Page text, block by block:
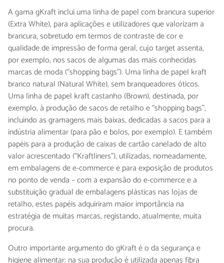
A gama gKraft inclui uma linha de papel com brancura superior
(Extra White), para aplicações e utilizadores que valorizam a
brancura, sobretudo em termos de contraste de cor e
qualidade de impressão de forma geral, cujo target assenta,
por exemplo, nos sacos de algumas das mais conhecidas
marcas de moda (“shopping bags”). Uma linha de papel kraft
branco natural (Natural White), sem branqueadores óticos.
Uma linha de papel kraft castanho (Brown), destinada, por
exemplo, à produção de sacos de retalho e “shopping bags”,
incluindo as gramagens mais baixas, dedicadas a sacos para a
indústria alimentar (para pão e bolos, por exemplo). E também
papéis para a produção de caixas de cartão canelado de alto
valor acrescentado (“Kraftliners”), utilizadas, nomeadamente,
em embalagens de e-commerce e para exposição de produtos
no ponto de venda – com a expansão do e-commerce e a
substituição gradual de embalagens plásticas nas lojas de
retalho, estes papéis adquiriram maior importância na
estratégia de muitas marcas, registando, atualmente, muita
procura.
Outro importante argumento do gKraft é o da segurança e
higiene alimentar: na sua produção é utilizada apenas fibra